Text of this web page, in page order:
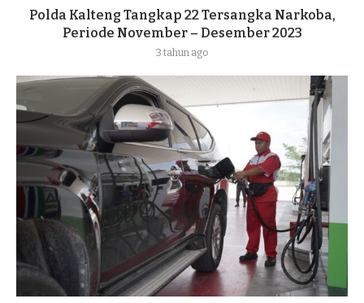
Polda Kalteng Tangkap 22 Tersangka Narkoba,
Periode November – Desember 2023
3 tahun ago